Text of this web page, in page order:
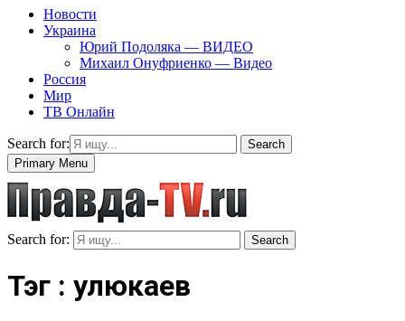
Новости
Украина
Юрий Подоляка — ВИДЕО
Михаил Онуфриенко — Видео
Россия
Мир
ТВ Онлайн
Search for:
Search
Primary Menu
Search for: Search
Тэг : улюкаев